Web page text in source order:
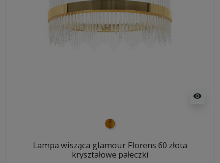
visibility
złoty
Lampa wisząca glamour Florens 60 złota
kryształowe pałeczki